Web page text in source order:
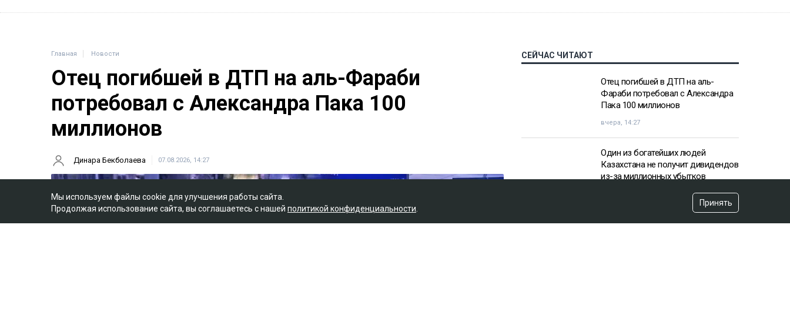
Главная Новости
Отец погибшей в ДТП на аль-Фараби
потребовал с Александра Пака 100
миллионов
Динара Бекболаева 07.08.2026, 14:27
СЕЙЧАС ЧИТАЮТ
Отец погибшей в ДТП на аль-
Фараби потребовал с Александра
Пака 100 миллионов
вчера, 14:27
Один из богатейших людей
Казахстана не получит дивидендов
из-за миллионных убытков
«Пивной король» Тохтар Тулешов
Мы используем файлы cookie для улучшения работы сайта.
Продолжая использование сайта, вы соглашаетесь с нашей политикой конфиденциальности
Принять